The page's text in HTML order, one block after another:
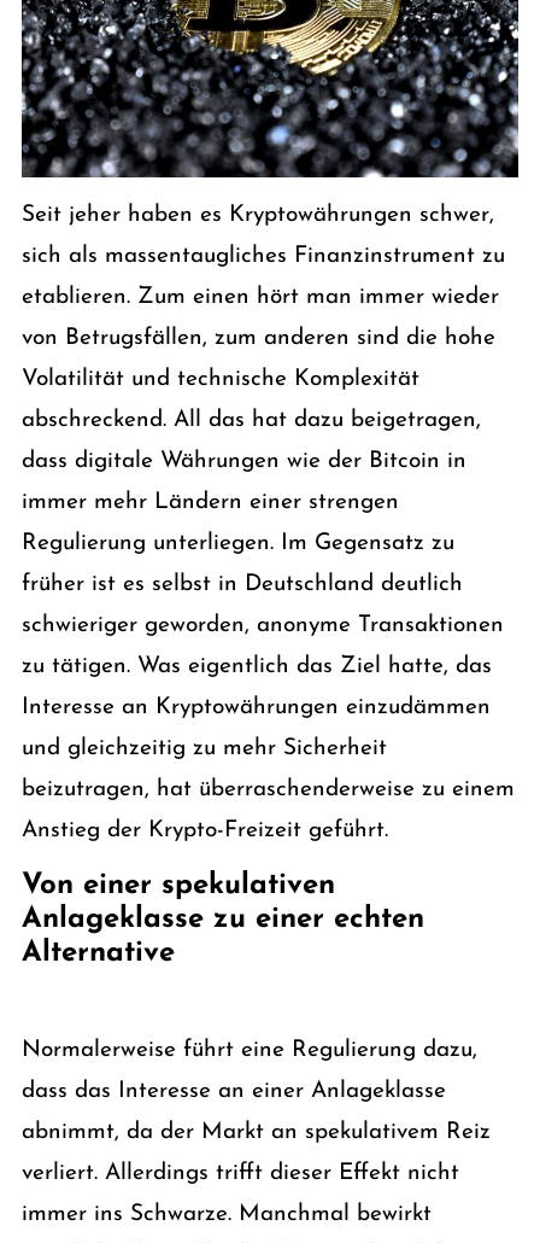
Seit jeher haben es Kryptowährungen schwer,
sich als massentaugliches Finanzinstrument zu
etablieren. Zum einen hört man immer wieder
von Betrugsfällen, zum anderen sind die hohe
Volatilität und technische Komplexität
abschreckend. All das hat dazu beigetragen,
dass digitale Währungen wie der Bitcoin in
immer mehr Ländern einer strengen
Regulierung unterliegen. Im Gegensatz zu
früher ist es selbst in Deutschland deutlich
schwieriger geworden, anonyme Transaktionen
zu tätigen. Was eigentlich das Ziel hatte, das
Interesse an Kryptowährungen einzudämmen
und gleichzeitig zu mehr Sicherheit
beizutragen, hat überraschenderweise zu einem
Anstieg der Krypto-Freizeit geführt.
Von einer spekulativen
Anlageklasse zu einer echten
Alternative
Normalerweise führt eine Regulierung dazu,
dass das Interesse an einer Anlageklasse
abnimmt, da der Markt an spekulativem Reiz
verliert. Allerdings trifft dieser Effekt nicht
immer ins Schwarze. Manchmal bewirkt